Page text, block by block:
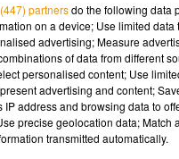
assister aux matchs
dudimanche 21 au
entre le club deSaint-
mais aussi certains des
partnersdo the following data
on a device; Use limited
advertising; Measure
of data from different
personalised content; Use
advertising and content;
IP address and browsing data to
precise geolocation data; Match
transmitted automatically.